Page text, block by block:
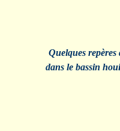
Quelques
dans le bassin